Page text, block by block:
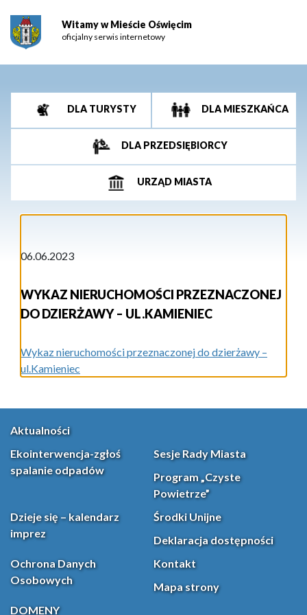
Witamy w Mieście Oświęcim
oficjalny serwis internetowy
DLA TURYSTY DLA MIESZKAŃCA
DLA PRZEDSIĘBIORCY
URZĄD MIASTA
06.06.2023
WYKAZ NIERUCHOMOŚCI PRZEZNACZONEJ
DO DZIERŻAWY – UL.KAMIENIEC
Wykaz nieruchomości przeznaczonej do dzierżawy –
ul.Kamieniec
Aktualności
Ekointerwencja-zgłoś
spalanie odpadów
Sesje Rady Miasta
Program „Czyste
Powietrze”
Dzieje się – kalendarz
imprez
Środki Unijne
Deklaracja dostępności
Ochrona Danych
Osobowych
Kontakt
Mapa strony
DOMENY